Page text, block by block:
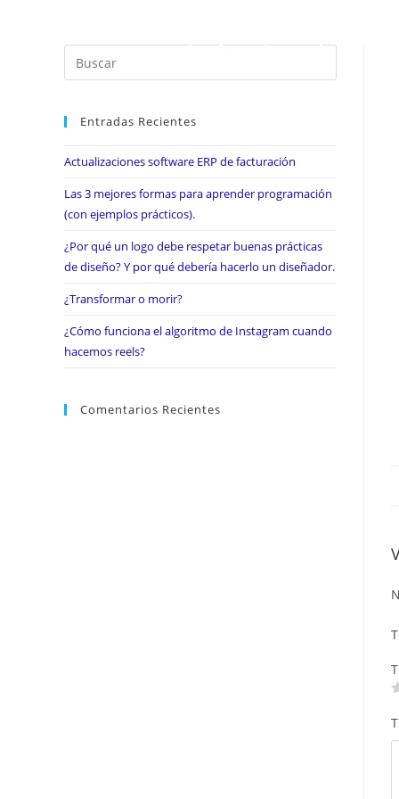
Entradas Recientes
Actualizaciones software ERP de facturación
Las 3 mejores formas para aprender programación
(con ejemplos prácticos).
¿Por qué un logo debe respetar buenas prácticas
de diseño? Y por qué debería hacerlo un diseñador.
¿Transformar o morir?
¿Cómo funciona el algoritmo de Instagram cuando
hacemos reels?
Comentarios Recientes